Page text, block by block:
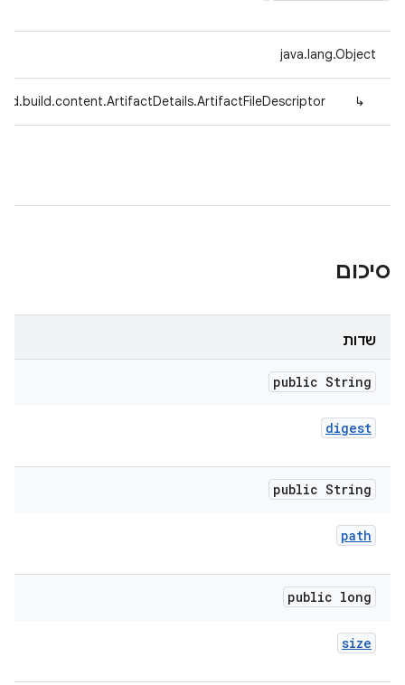
java.lang.Object
↳
סיכום
שדות
public String
digest
public String
path
public long
size